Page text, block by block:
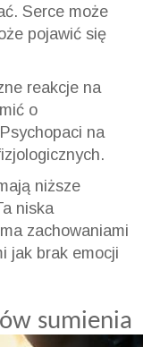
Serce może
pojawić się
reakcje na
o
na
niższe
niska
zachowaniami
jak brak emocji
sumienia